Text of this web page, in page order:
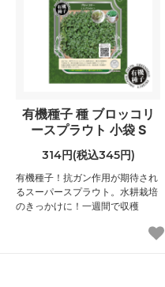
有機種子 種 ブロッコリ
ースプラウト 小袋 S
314円(税込345円)
有機種子！抗ガン作用が期待され
るスーパースプラウト。水耕栽培
のきっかけに！一週間で収穫